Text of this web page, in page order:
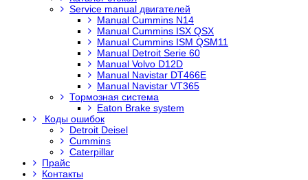
Service manual двигателей
Manual Cummins N14
Manual Cummins ISX QSX
Manual Cummins ISM QSM11
Manual Detroit Serie 60
Manual Volvo D12D
Manual Navistar DT466E
Manual Navistar VT365
Тормозная система
Eaton Brake system
Коды ошибок
Detroit Deisel
Cummins
Caterpillar
Прайс
Контакты